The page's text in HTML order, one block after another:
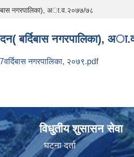
नगरपालिका), अा.व.२०७७/७८
बर्दिबास नगरपालिका),
नगरपालिका, २०७९.pdf
विधुतीय शुसासन सेवा
घटना दर्ता